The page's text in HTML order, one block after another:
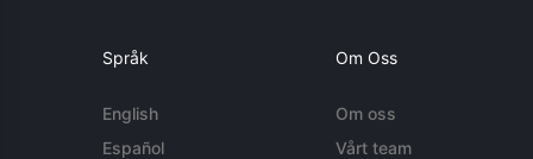
Språk
English
Español
Om Oss
Om oss
Vårt team